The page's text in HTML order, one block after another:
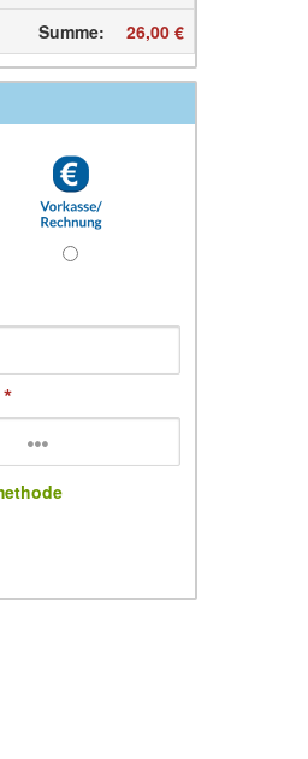
Summe: 26,00 €